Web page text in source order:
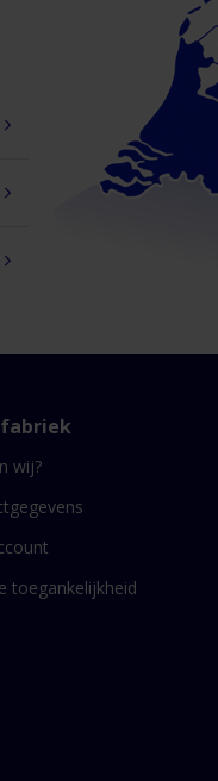
wij?
toegankelijkheid